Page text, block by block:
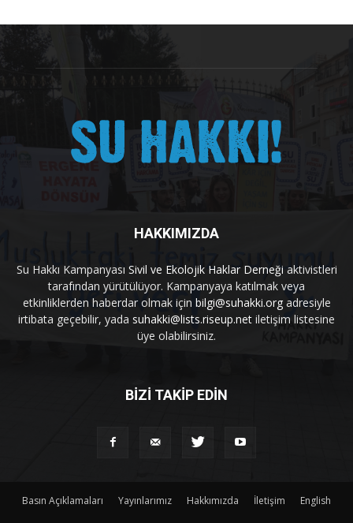
HAKKIMIZDA
Su Hakkı Kampanyası Sivil ve Ekolojik Haklar Derneği aktivistleri
tarafından yürütülüyor. Kampanyaya katılmak veya
etkinliklerden haberdar olmak için bilgi@suhakki.orgadresiyle
irtibata geçebilir, yada suhakki@lists.riseup.net iletişim listesine
üye olabilirsiniz.
BİZİ TAKİP EDİN
Basın Açıklamaları Yayınlarımız Hakkımızda İletişim English